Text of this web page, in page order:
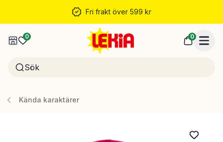
Fri frakt över 599 kr
0 0
Kända karaktärer